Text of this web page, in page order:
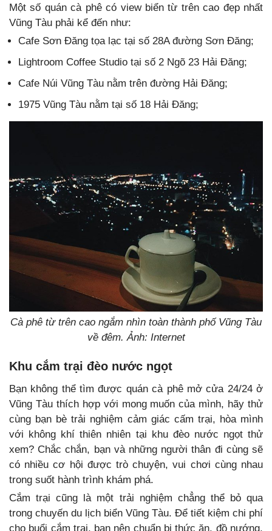
Một số quán cà phê có view biển từ trên cao đẹp nhất
Vũng Tàu phải kể đến như:
Cafe Sơn Đăng tọa lạc tại số 28A đường Sơn Đăng;
Lightroom Coffee Studio tại số 2 Ngõ 23 Hải Đăng;
Cafe Núi Vũng Tàu nằm trên đường Hải Đăng;
1975 Vũng Tàu nằm tại số 18 Hải Đăng;
Cà phê từ trên cao ngắm nhìn toàn thành phố Vũng Tàu
về đêm. Ảnh: Internet
Khu cắm trại đèo nước ngọt
Bạn không thể tìm được quán cà phê mở cửa 24/24 ở
Vũng Tàu thích hợp với mong muốn của mình, hãy thử
cùng bạn bè trải nghiệm cảm giác cấm trại, hòa mình
với không khí thiên nhiên tại khu đèo nước ngọt thử
xem? Chắc chắn, bạn và những người thân đi cùng sẽ
có nhiều cơ hội được trò chuyện, vui chơi cùng nhau
trong suốt hành trình khám phá.
Cắm trại cũng là một trải nghiệm chẳng thể bỏ qua
trong chuyến du lịch biển Vũng Tàu. Để tiết kiệm chi phí
cho buổi cắm trại, bạn nên chuẩn bị thức ăn, đồ nướng,